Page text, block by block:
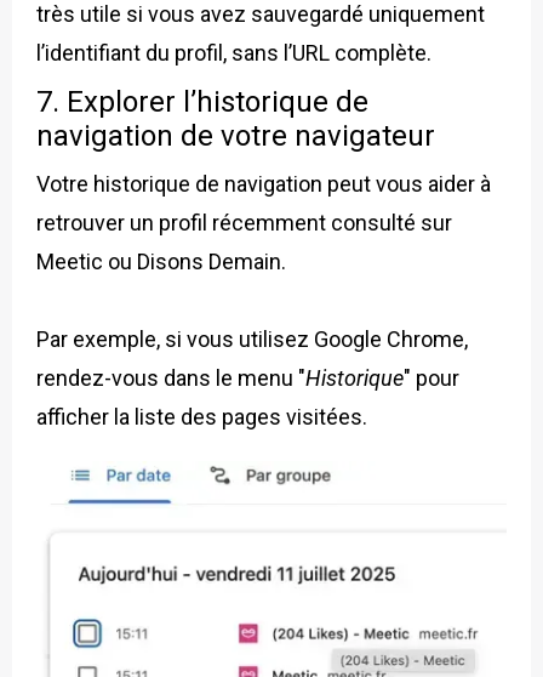
très utile si vous avez sauvegardé uniquement
l’identifiant du profil, sans l’URL complète.
7. Explorer l’historique de
navigation de votre navigateur
Votre historique de navigation peut vous aider à
retrouver un profil récemment consulté sur
Meetic ou Disons Demain.
Par exemple, si vous utilisez Google Chrome,
rendez-vous dans le menu "Historique" pour
afficher la liste des pages visitées.